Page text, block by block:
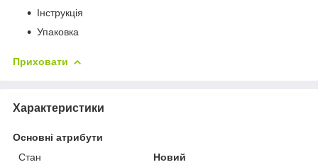
Інструкція
Упаковка
Приховати
Характеристики
Основні атрибути
Стан
Новий